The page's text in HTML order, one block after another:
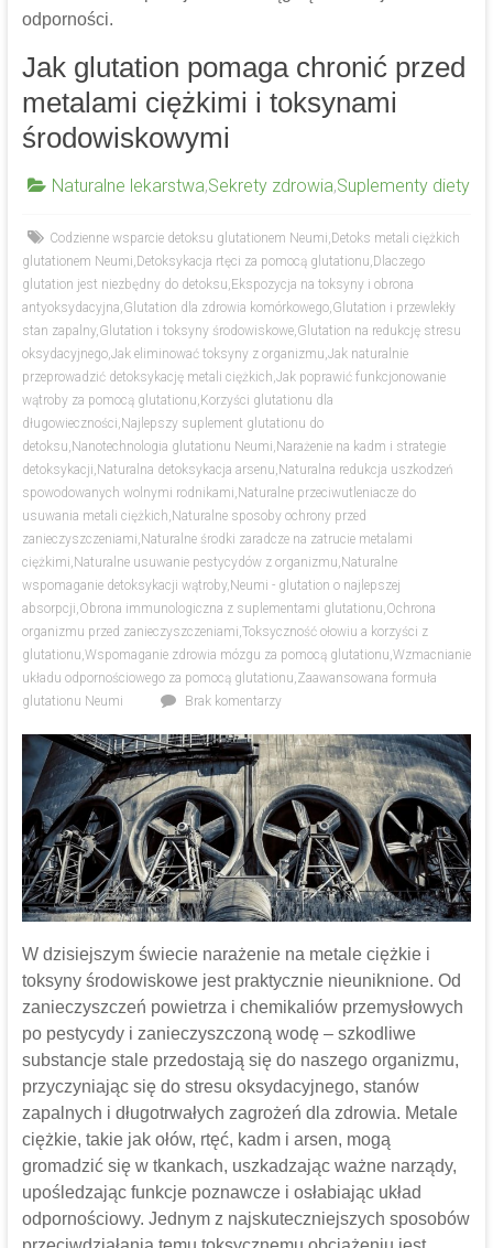
odporności.
Jak glutation pomaga chronić przed
metalami ciężkimi i toksynami
środowiskowymi
Naturalne lekarstwa,Sekrety zdrowia,Suplementy diety
Codzienne wsparcie detoksu glutationem Neumi, Detoks metali ciężkich
glutationem Neumi, Detoksykacja rtęci za pomocą glutationu, Dlaczego
glutation jest niezbędny do detoksu, Ekspozycja na toksyny i obrona
antyoksydacyjna,Glutation dla zdrowia komórkowego,Glutation i przewlekły
stan zapalny,Glutation i toksyny środowiskowe,Glutation na redukcję stresu
oksydacyjnego,Jak eliminować toksyny z organizmu,Jak naturalnie
przeprowadzić detoksykację metali ciężkich,Jak poprawić funkcjonowanie
wątroby za pomocą glutationu, Korzyści glutationu dla
długowieczności, Najlepszy suplement glutationu do
detoksu, Nanotechnologia glutationu Neumi, Narażenie na kadm i strategie
detoksykacji, Naturalna detoksykacja arsenu, Naturalna redukcja uszkodzeń
spowodowanych wolnymi rodnikami, Naturalne przeciwutleniacze do
usuwania metali ciężkich, Naturalne sposoby ochrony przed
zanieczyszczeniami, Naturalne środki zaradcze na zatrucie metalami
ciężkimi, Naturalne usuwanie pestycydów z organizmu, Naturalne
wspomaganie detoksykacji wątroby, Neumi - glutation o najlepszej
absorpcji,Obrona immunologiczna z suplementami glutationu,Ochrona
organizmu przed zanieczyszczeniami,Toksyczność ołowiu a korzyści z
glutationu,Wspomaganie zdrowia mózgu za pomocą glutationu,Wzmacnianie
układu odpornościowego za pomocą glutationu,Zaawansowana formuła
glutationu Neumi
Brak komentarzy
W dzisiejszym świecie narażenie na metale ciężkie i
toksyny środowiskowe jest praktycznie nieuniknione. Od
zanieczyszczeń powietrza i chemikaliów przemysłowych
po pestycydy i zanieczyszczoną wodę – szkodliwe
substancje stale przedostają się do naszego organizmu,
przyczyniając się do stresu oksydacyjnego, stanów
zapalnych i długotrwałych zagrożeń dla zdrowia. Metale
ciężkie, takie jak ołów, rtęć, kadm i arsen, mogą
gromadzić się w tkankach, uszkadzając ważne narządy,
upośledzając funkcje poznawcze i osłabiając układ
odpornościowy. Jednym z najskuteczniejszych sposobów